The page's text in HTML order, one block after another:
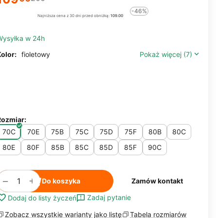
Najniższa cena z 30 dni przed obniżką: 109.00
-46%
w 24h
fioletowy Pokaż więcej (7)
70C
70E 75B 75C 75D 75F 80B
80C
80E
80F 85B 85C 85D 85F 90C
+
− Do koszyka Zamów kontakt
Dodaj do listy życzeń Zadaj pytanie
Zobacz wszystkie warianty jako listę Tabela rozmiarów